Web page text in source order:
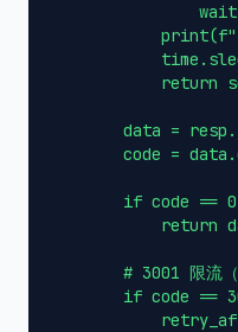
return
data =
code =
if code ==
return
# 3001 限流（
if code ==